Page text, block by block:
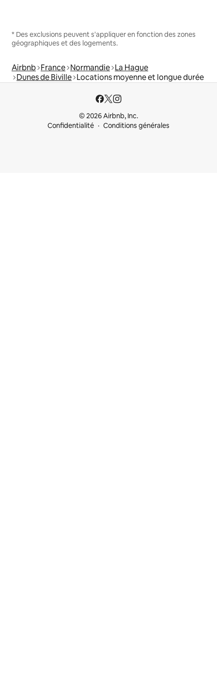
* Des exclusions peuvent s'appliquer en fonction des zones
géographiques et des logements.
Airbnb France Normandie La Hague
Dunes de Biville Locations moyenne et longue durée
© 2026 Airbnb, Inc.
Confidentialité
Conditions générales